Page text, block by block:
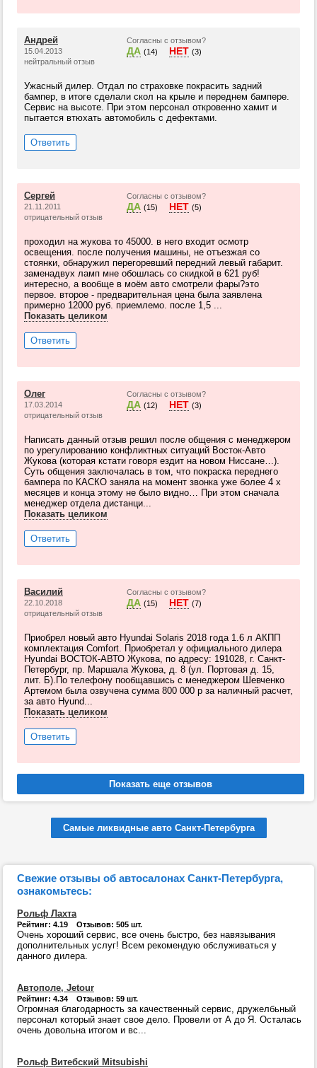
Андрей
15.04.2013
нейтральный отзыв
Согласны с отзывом?
ДА (14) НЕТ (3)
Ужасный дилер. Отдал по страховке покрасить задний
бампер, в итоге сделали скол на крыле и переднем бампере.
Сервис на высоте. При этом персонал откровенно хамит и
пытается втюхать автомобиль с дефектами.
Ответить
Сергей
21.11.2011
отрицательный отзыв
Согласны с отзывом?
ДА (15) НЕТ (5)
проходил на жукова то 45000. в него входит осмотр
освещения. после получения машины, не отъезжая со
стоянки, обнаружил перегоревший передний левый габарит.
заменадвух ламп мне обошлась со скидкой в 621 руб!
интересно, а вообще в моём авто смотрели фары?это
первое. второе - предварительная цена была заявлена
примерно 12000 руб. приемлемо. после 1,5 ...
Показать целиком
Ответить
Олег
17.03.2014
отрицательный отзыв
Согласны с отзывом?
ДА (12) НЕТ (3)
Написать данный отзыв решил после общения с менеджером
по урегулированию конфликтных ситуаций Восток-Авто
Жукова (которая кстати говоря ездит на новом Ниссане…).
Суть общения заключалась в том, что покраска переднего
бампера по КАСКО заняла на момент звонка уже более 4 х
месяцев и конца этому не было видно… При этом сначала
менеджер отдела дистанци...
Показать целиком
Ответить
Василий
22.10.2018
отрицательный отзыв
Согласны с отзывом?
ДА (15) НЕТ (7)
Приобрел новый авто Hyundai Solaris 2018 года 1.6 л АКПП
комплектация Comfort. Приобретал у официального дилера
Hyundai ВОСТОК-АВТО Жукова, по адресу: 191028, г. Санкт-
Петербург, пр. Маршала Жукова, д. 8 (ул. Портовая д. 15,
лит. Б).По телефону пообщавшись с менеджером Шевченко
Артемом была озвучена сумма 800 000 р за наличный расчет,
за авто Hyund...
Показать целиком
Ответить
Самые ликвидные авто Санкт-Петербурга
Свежие отзывы об автосалонах Санкт-Петербурга,
ознакомьтесь:
Рольф Лахта
Рейтинг: 4.19 Отзывов: 505 шт.
Очень хороший сервис, все очень быстро, без навязывания
дополнительных услуг! Всем рекомендую обслуживаться у
данного дилера.
Автополе, Jetour
Рейтинг: 4.34 Отзывов: 59 шт.
Огромная благодарность за качественный сервис, дружелбьный
персонал который знает свое дело. Провели от А до Я. Осталась
очень довольна итогом и вс...
Рольф Витебский Mitsubishi